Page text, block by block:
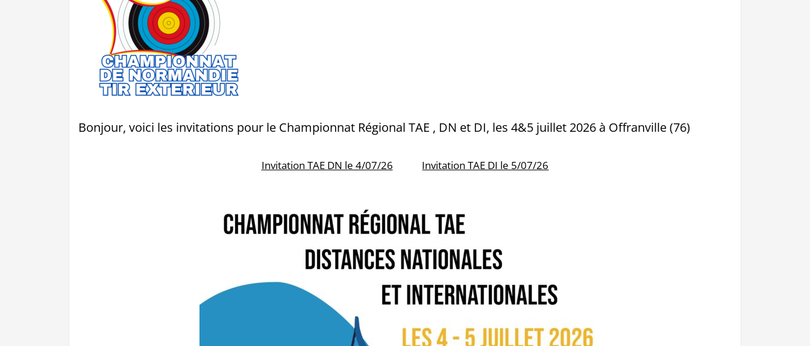
Bonjour, voici les invitations pour le Championnat Régional TAE , DN et DI, les 4&5 juillet 2026 à Offranville (76)
Invitation TAE DN le 4/07/26 Invitation TAE DI le 5/07/26